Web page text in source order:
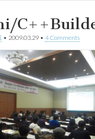
• 2009.03.29 • 4 Comments